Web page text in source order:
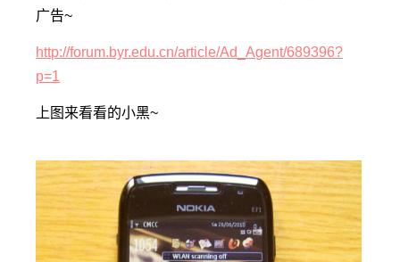
广告~
http://forum.byr.edu.cn/article/Ad_Agent/689396?
p=1
上图来看看的小黑~